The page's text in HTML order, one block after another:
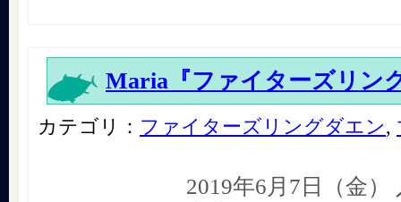
Maria『ファイターズリン
カテゴリ： ファイターズリングダエン,
2019年6月7日（金）